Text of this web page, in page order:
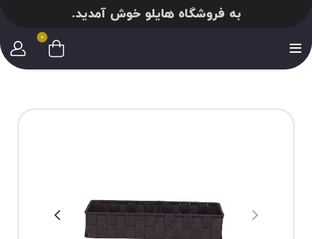
به فروشگاه هایلو خوش آمدید.
0